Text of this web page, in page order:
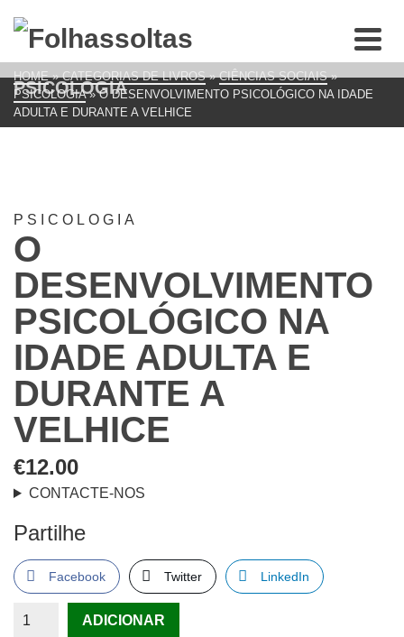
PSICOLOGIA
HOME » CATEGORIAS DE LIVROS » CIÊNCIAS SOCIAIS »
PSICOLOGIA » O DESENVOLVIMENTO PSICOLÓGICO NA IDADE
ADULTA E DURANTE A VELHICE
PSICOLOGIA
O
DESENVOLVIMENTO
PSICOLÓGICO NA
IDADE ADULTA E
DURANTE A
VELHICE
€12.00
CONTACTE-NOS
Partilhe
Facebook Twitter LinkedIn
QuantidadeADICIONAR